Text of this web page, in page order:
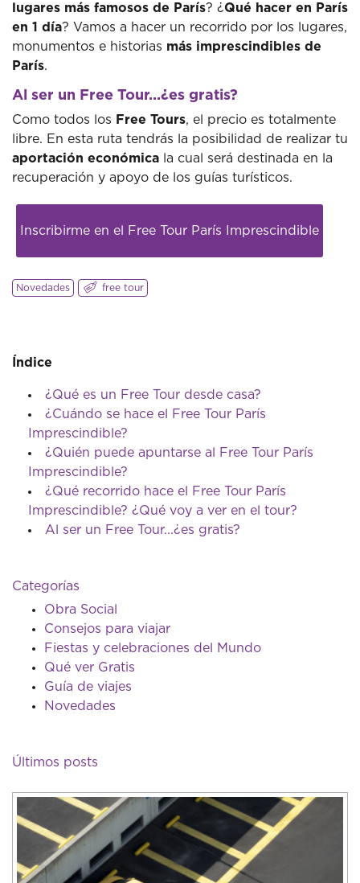
lugares más famosos de París? ¿Qué hacer en París
en 1 día? Vamos a hacer un recorrido por los lugares,
monumentos e historias más imprescindibles de
París.
Al ser un Free Tour...¿es gratis?
Como todos los Free Tours, el precio es totalmente
libre. En esta ruta tendrás la posibilidad de realizar tu
aportación económica la cual será destinada en la
recuperación y apoyo de los guías turísticos.
Inscribirme en el Free Tour París Imprescindible
Novedades free tour
Índice
¿Qué es un Free Tour desde casa?
¿Cuándo se hace el Free Tour París
Imprescindible?
¿Quién puede apuntarse al Free Tour París
Imprescindible?
¿Qué recorrido hace el Free Tour París
Imprescindible? ¿Qué voy a ver en el tour?
Al ser un Free Tour...¿es gratis?
Categorías
Obra Social
Consejos para viajar
Fiestas y celebraciones del Mundo
Qué ver Gratis
Guía de viajes
Novedades
Últimos posts